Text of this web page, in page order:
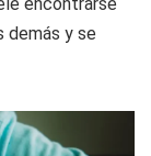
demás y se